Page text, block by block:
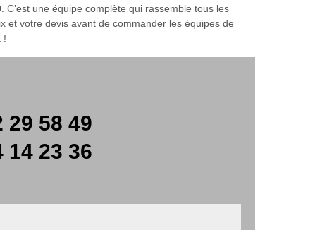
une équipe complète qui rassemble tous les
et votre devis avant de commander les équipes de
!
29 58 49
14 23 36